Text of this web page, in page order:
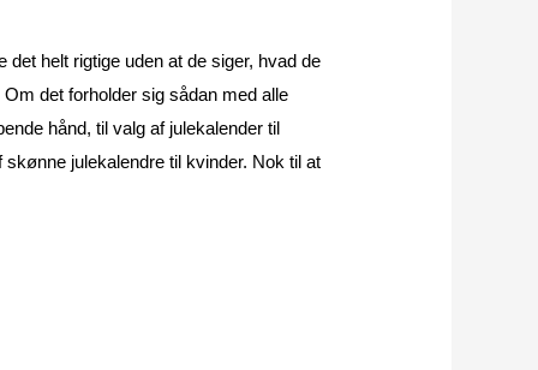
helt rigtige uden at de siger, hvad de
det forholder sig sådan med alle
hånd, til valg af julekalender til
julekalendre til kvinder. Nok til at